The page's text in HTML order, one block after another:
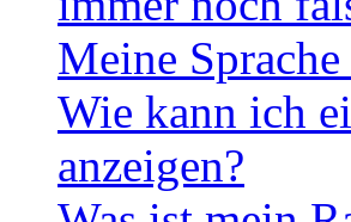
Meine
Wie kann ich
anzeigen?